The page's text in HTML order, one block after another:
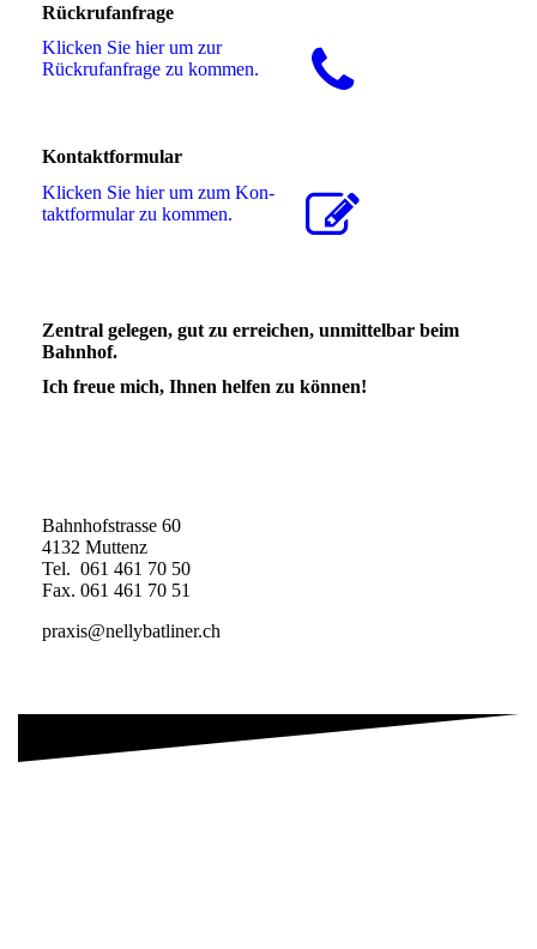
Rückrufanfrage
Klicken Sie hier um zur
Rückrufanfrage zu kommen.
Kontaktformular
Klicken Sie hier um zum Kon­
takt­for­mu­lar zu kommen.
Zentral gelegen, gut zu erreichen, unmittelbar beim
Bahnhof.
Ich freue mich, Ihnen helfen zu können!
Bahnhofstrasse 60
4132 Muttenz
Tel. 061 461 70 50
Fax. 061 461 70 51
praxis@nellybatliner.ch